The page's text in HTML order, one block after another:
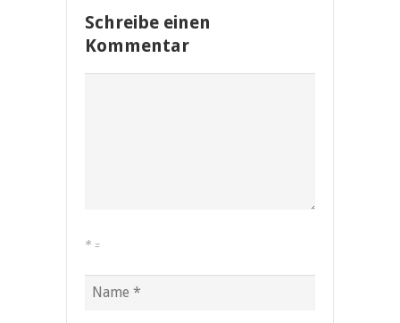
Schreibe einen
Kommentar
* =